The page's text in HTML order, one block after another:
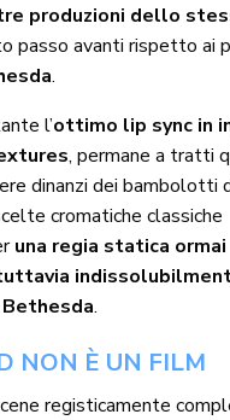
produzioni dello
passo avanti rispetto ai
.
l’ottimo lip sync in
, permane a tratti
dinanzi dei bambolotti
cromatiche classiche
una regia statica ormai
.
NON È UN FILM
registicamente